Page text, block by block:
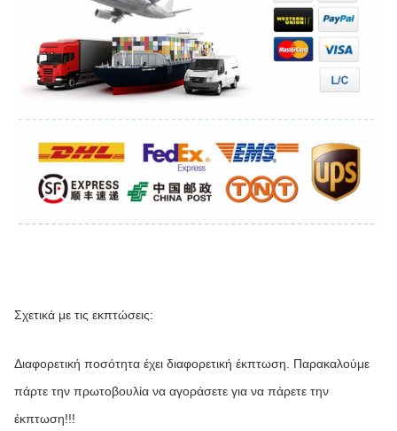
Σχετικά με τις εκπτώσεις:
Διαφορετική ποσότητα έχει διαφορετική έκπτωση. Παρακαλούμε
πάρτε την πρωτοβουλία να αγοράσετε για να πάρετε την
έκπτωση!!!